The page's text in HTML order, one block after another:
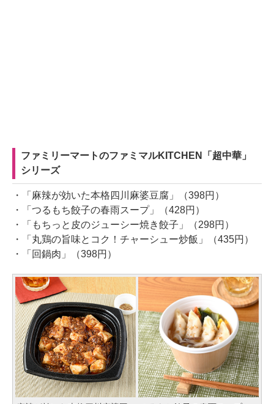
ファミリーマートのファミマルKITCHEN「超中華」
シリーズ
・「麻辣が効いた本格四川麻婆豆腐」（398円）
・「つるもち餃子の春雨スープ」（428円）
・「もちっと皮のジューシー焼き餃子」（298円）
・「丸鶏の旨味とコク！チャーシュー炒飯」（435円）
・「回鍋肉」（398円）